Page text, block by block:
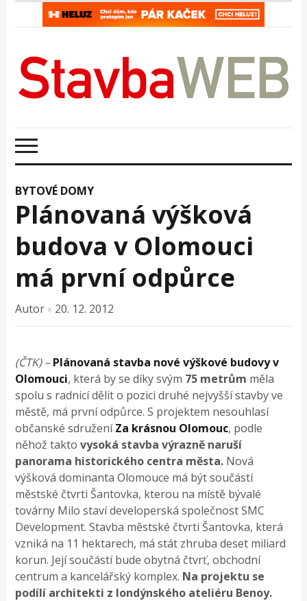
BYTOVÉ DOMY
Plánovaná výšková
budova v Olomouci
má první odpůrce
Autor × 20. 12. 2012
(ČTK) –Plánovaná stavba nové výškové budovy v
Olomouci, která by se díky svým 75 metrům měla
spolu s radnicí dělit o pozici druhé nejvyšší stavby ve
městě, má první odpůrce. S projektem nesouhlasí
občanské sdruženíZa krásnou Olomouc, podle
něhož taktovysoká stavba výrazně naruší
panorama historického centra města. Nová
výšková dominanta Olomouce má být součástí
městské čtvrti Šantovka, kterou na místě bývalé
továrny Milo staví developerská společnost SMC
Development. Stavba městské čtvrti Šantovka, která
vzniká na 11 hektarech, má stát zhruba deset miliard
korun. Její součástí bude obytná čtvrť, obchodní
centrum a kancelářský komplex. Na projektu se
podílí architekti z londýnského ateliéru Benoy.